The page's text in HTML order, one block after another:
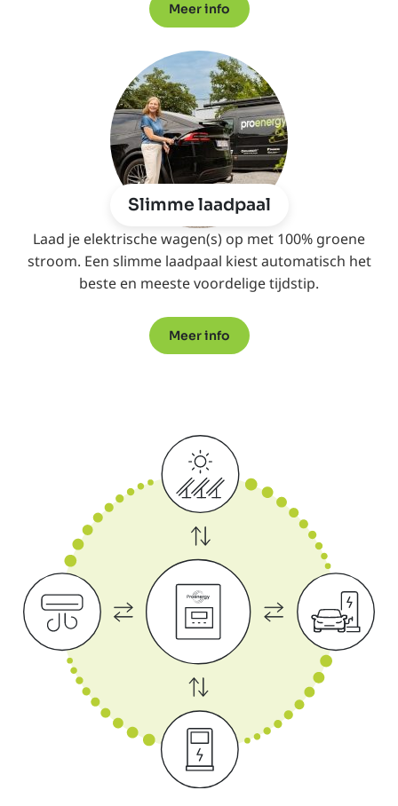
Meer info
Slimme laadpaal
Laad je elektrische wagen(s) op met 100% groene
stroom. Een slimme laadpaal kiest automatisch het
beste en meeste voordelige tijdstip.
Meer info